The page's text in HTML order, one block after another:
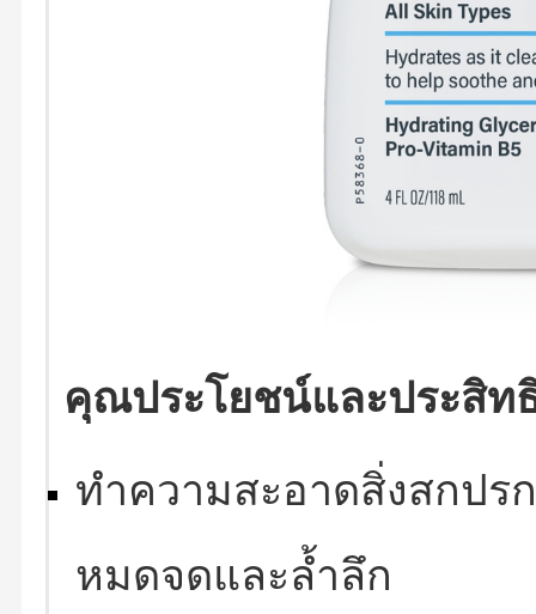
คุณประโยชน์และประสิท
ทำความสะอาดสิ่งสกปร
หมดจดและล้ำลึก